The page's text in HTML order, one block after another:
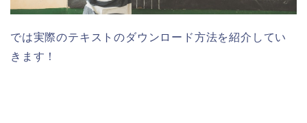
では実際のテキストのダウンロード方法を紹介してい
きます！